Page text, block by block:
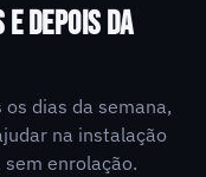
DEPOIS DA
dias da semana,
na instalação
enrolação.